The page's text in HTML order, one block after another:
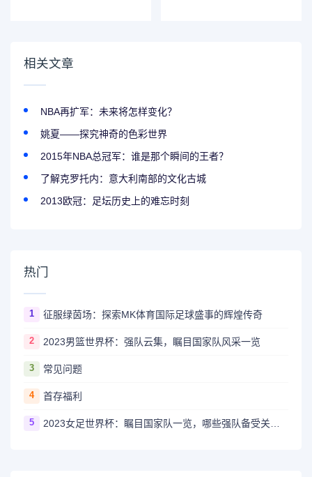
相关文章
NBA再扩军：未来将怎样变化？
姚夏——探究神奇的色彩世界
2015年NBA总冠军：谁是那个瞬间的王者？
了解克罗托内：意大利南部的文化古城
2013欧冠：足坛历史上的难忘时刻
热门
1 征服绿茵场：探索MK体育国际足球盛事的辉煌传奇
2 2023男篮世界杯：强队云集，瞩目国家队风采一览
3 常见问题
4 首存福利
5